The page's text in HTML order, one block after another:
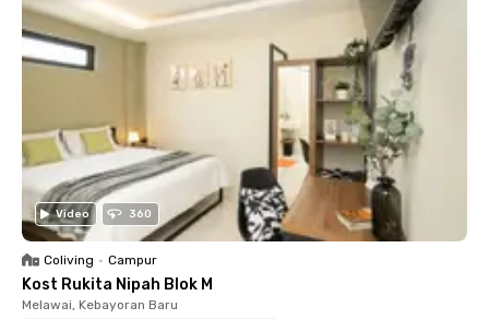
Video 360
Coliving • Campur
Kost Rukita Nipah Blok M
Melawai, Kebayoran Baru